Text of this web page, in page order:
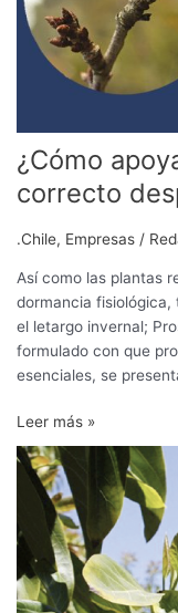
¿Cómo
correcto
.Chile, Empresas /
Así como las plantas
dormancia
el letargo invernal;
formulado con que
esenciales, se
un
correcto
despertar?
Leer más »
Citoquininas
naturales,
aliado
la
inducción